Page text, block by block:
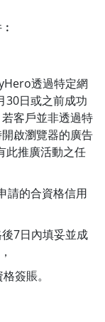
透過特定網
30日或之前成功
客戶並非透過特
啟瀏覽器的廣告
此推廣活動之任
請的合資格信用
7日內填妥並成
簽賬。